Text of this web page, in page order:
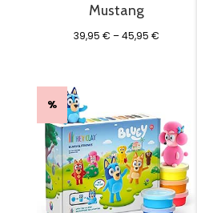
Mustang
39,95€ –45,95€
%